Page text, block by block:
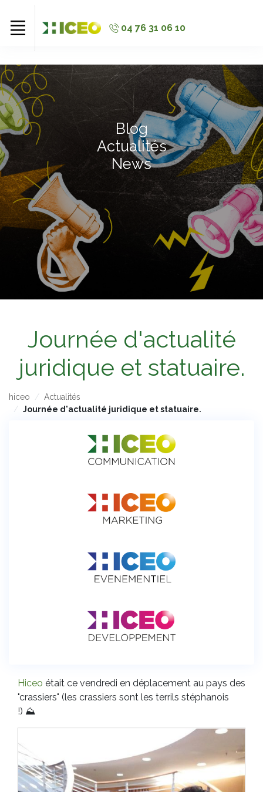
04 76 31 06 10
Blog
Actualités
News
Journée d'actualité
juridique et statuaire.
hiceo
Actualités
Journée d'actualité juridique et statuaire.
Hiceo était ce vendredi en déplacement au pays des
"crassiers" (les crassiers sont les terrils stéphanois
!) ⛰